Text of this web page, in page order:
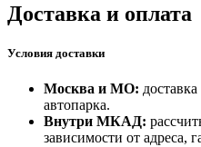
Доставка и оплата
Условия доставки
Москва и МО:
автопарка.
Внутри МКАД:
зависимости от адреса,